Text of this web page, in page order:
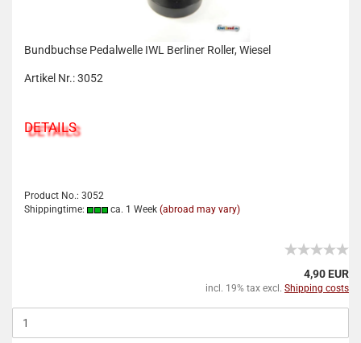
Bundbuchse Pedalwelle IWL Berliner Roller, Wiesel
Artikel Nr.: 3052
DETAILS
Product No.: 3052
Shippingtime:
ca. 1 Week (abroad may vary)
4,90 EUR
incl. 19% tax excl. Shipping costs